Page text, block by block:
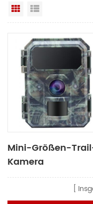
Rasteransicht
Mini-Größen-
Kamera